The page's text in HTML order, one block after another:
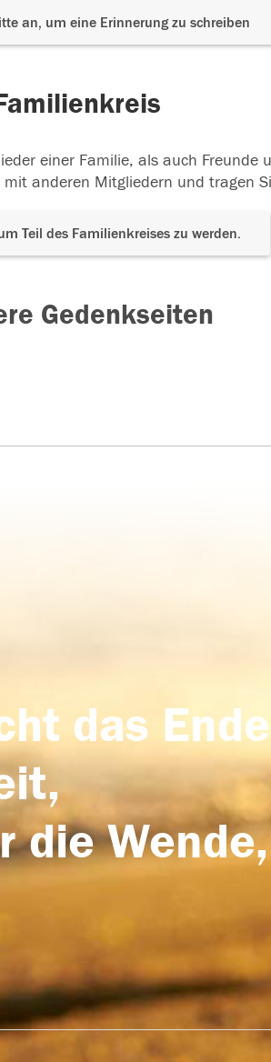
an, um eine Erinnerung zu schreiben
einer Familie, als auch Freunde
anderen Mitgliedern und tragen
Teil des Familienkreises zu werden.
Gedenkseiten
das
die